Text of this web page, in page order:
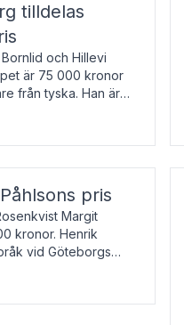
tilldelas
och Hillevi
är 75 000 kronor
från tyska. Han är
pris
Margit
kronor. Henrik
vid Göteborgs